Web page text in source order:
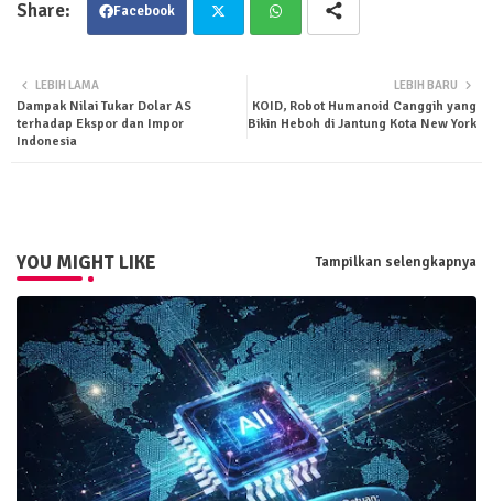
Facebook
tsa
LEBIH BARU
KOID, Robot Humanoid Canggih yang
Bikin Heboh di Jantung Kota New York
LEBIH LAMA
Dampak Nilai Tukar Dolar AS
terhadap Ekspor dan Impor
Indonesia
YOU MIGHT LIKE Tampilkan selengkapnya